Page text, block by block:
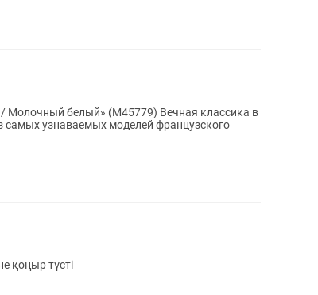
белый» (M45779) Вечная классика в
қоңыр түсті